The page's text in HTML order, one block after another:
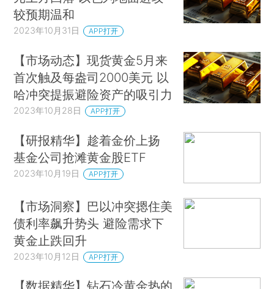
较预期温和
2023年10月31日 APP打开
【市场动态】现货黄金5月来
首次触及每盎司2000美元 以
哈冲突提振避险资产的吸引力
2023年10月28日 APP打开
【研报精华】趁着金价上扬
基金公司抢滩黄金股ETF
2023年10月19日 APP打开
【市场洞察】巴以冲突摁住美
债利率飙升势头 避险需求下
黄金止跌回升
2023年10月12日 APP打开
【数据精华】钻石冷黄金热的